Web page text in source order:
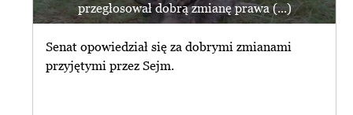
przegłosował dobrą zmianę prawa (...)
Senat opowiedział się za dobrymi zmianami
przyjętymi przez Sejm.